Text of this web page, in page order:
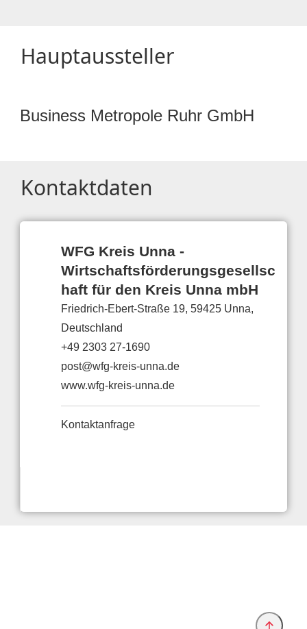
Hauptaussteller
Business Metropole Ruhr GmbH
Kontaktdaten
WFG Kreis Unna -
Wirtschaftsförderungsgesellsc
haft für den Kreis Unna mbH
Friedrich-Ebert-Straße 19, 59425 Unna,
Deutschland
+49 2303 27-1690
post@wfg-kreis-unna.de
www.wfg-kreis-unna.de
Kontaktanfrage